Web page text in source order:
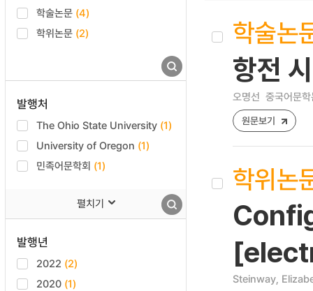
학술논문 (4)
학위논문 (2)
발행처
The Ohio State University (1)
University of Oregon (1)
민족어문학회 (1)
펼치기
발행년
2022 (2)
2020 (1)
학술논
항전
오명선 중국어문
원문보기
학위논
Steinway,